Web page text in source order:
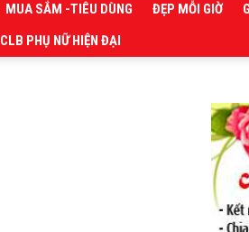
MUA SẮM -TIÊU DÙNG ĐẸP MỖI GIỜ
CLB PHỤ NỮ HIỆN ĐẠI